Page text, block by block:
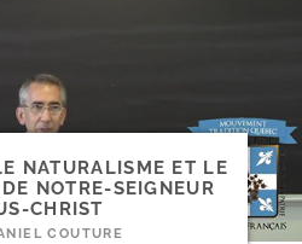
NATURALISME ET LE
NOTRE-​SEIGNEUR
CHRIST
COUTURE